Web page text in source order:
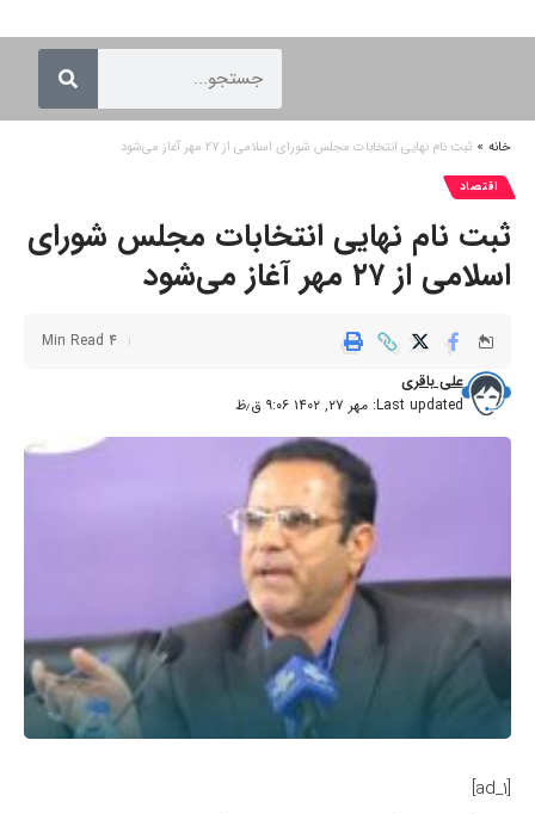
خانه » ثبت نام نهایی انتخابات مجلس شورای اسلامی از ۲۷ مهر آغاز می‌شود
اقتصاد
ثبت نام نهایی انتخابات مجلس شورای
اسلامی از ۲۷ مهر آغاز می‌شود
Last updated: مهر ۲۷, ۱۴۰۲ ۹:۰۶ ق٫ظ
علی باقری
4 Min Read
[ad_1]